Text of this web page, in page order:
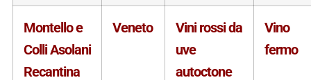
Montello e
Colli Asolani
Recantina
Veneto
Vini rossi da
uve
autoctone
Vino
fermo